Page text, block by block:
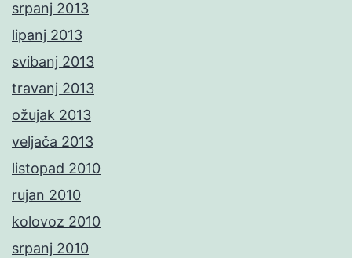
srpanj 2013
lipanj 2013
svibanj 2013
travanj 2013
ožujak 2013
veljača 2013
listopad 2010
rujan 2010
kolovoz 2010
srpanj 2010